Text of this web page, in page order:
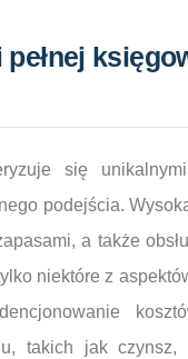
się
podejścia.
a także
niektóre z
takich jak